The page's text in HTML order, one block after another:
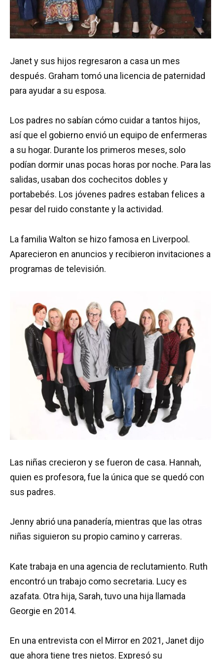
Janet y sus hijos regresaron a casa un mes
después. Graham tomó una licencia de paternidad
para ayudar a su esposa.
Los padres no sabían cómo cuidar a tantos hijos,
así que el gobierno envió un equipo de enfermeras
a su hogar. Durante los primeros meses, solo
podían dormir unas pocas horas por noche. Para las
salidas, usaban dos cochecitos dobles y
portabebés. Los jóvenes padres estaban felices a
pesar del ruido constante y la actividad.
La familia Walton se hizo famosa en Liverpool.
Aparecieron en anuncios y recibieron invitaciones a
programas de televisión.
Las niñas crecieron y se fueron de casa. Hannah,
quien es profesora, fue la única que se quedó con
sus padres.
Jenny abrió una panadería, mientras que las otras
niñas siguieron su propio camino y carreras.
Kate trabaja en una agencia de reclutamiento. Ruth
encontró un trabajo como secretaria. Lucy es
azafata. Otra hija, Sarah, tuvo una hija llamada
Georgie en 2014.
En una entrevista con el Mirror en 2021, Janet dijo
que ahora tiene tres nietos. Expresó su